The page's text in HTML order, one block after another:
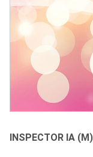
INSPECTOR IA